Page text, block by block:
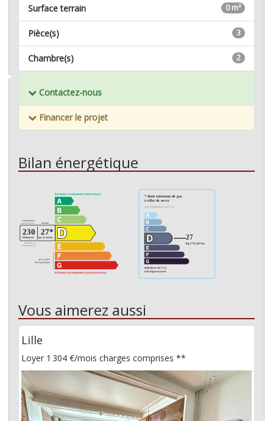
0 m²
Surface terrain
3
Pièce(s)
2
Chambre(s)
Contactez-nous
Financer le projet
Bilan énergétique
Vous aimerez aussi
Lille
Loyer 1 304 €/mois charges comprises **